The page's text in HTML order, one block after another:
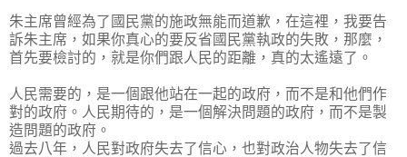
朱主席曾經為了國民黨的施政無能而道歉，在這裡，我要告
訴朱主席，如果你真心的要反省國民黨執政的失敗，那麼，
首先要檢討的，就是你們跟人民的距離，真的太遙遠了。
人民需要的，是一個跟他站在一起的政府，而不是和他們作
對的政府。人民期待的，是一個解決問題的政府，而不是製
造問題的政府。
過去八年，人民對政府失去了信心，也對政治人物失去了信